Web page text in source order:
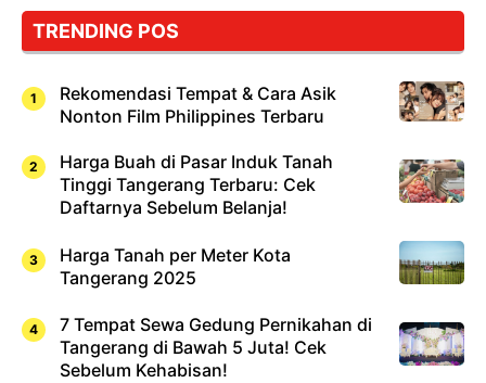
Cuma
Sushi!
TRENDING POS
Rekomendasi Tempat & Cara Asik
Nonton Film Philippines Terbaru
Harga Buah di Pasar Induk Tanah
Tinggi Tangerang Terbaru: Cek
Daftarnya Sebelum Belanja!
Harga Tanah per Meter Kota
Tangerang 2025
7 Tempat Sewa Gedung Pernikahan di
Tangerang di Bawah 5 Juta! Cek
Sebelum Kehabisan!